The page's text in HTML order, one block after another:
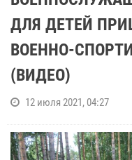
ДЛЯ ДЕТЕЙ
ВОЕННО-
(ВИДЕО)
12 июля 2021, 04:27